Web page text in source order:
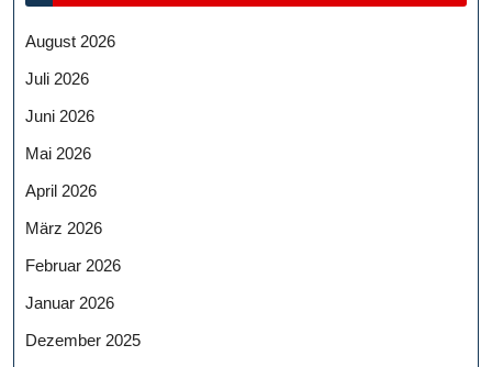
August 2026
Juli 2026
Juni 2026
Mai 2026
April 2026
März 2026
Februar 2026
Januar 2026
Dezember 2025